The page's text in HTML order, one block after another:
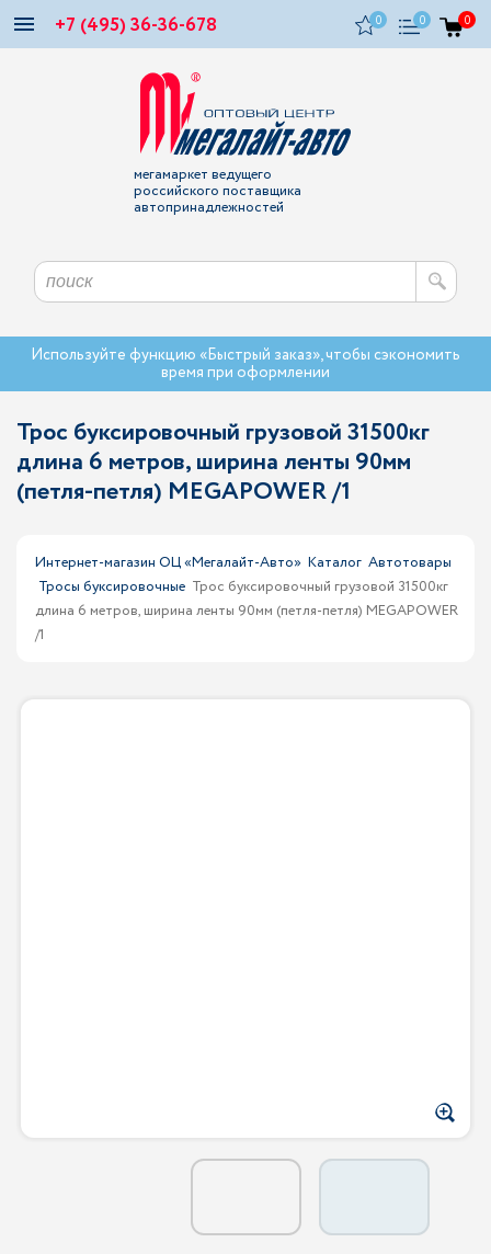
+7 (495) 36-36-678 0 0 0
мегамаркет ведущего
российского поставщика
автопринадлежностей
Используйте функцию «Быстрый заказ», чтобы сэкономить
время при оформлении
Трос буксировочный грузовой 31500кг
длина 6 метров, ширина ленты 90мм
(петля-петля) MEGAPOWER /1
Интернет-магазин ОЦ «Мегалайт-Авто» Каталог Автотовары
Тросы буксировочные Трос буксировочный грузовой 31500кг
длина 6 метров, ширина ленты 90мм (петля-петля) MEGAPOWER
/1